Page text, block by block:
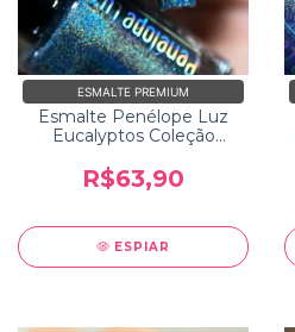
ESMALTE PREMIUM
Esmalte Penélope Luz
Eucalyptos Coleção
R$63,90
ESPIAR